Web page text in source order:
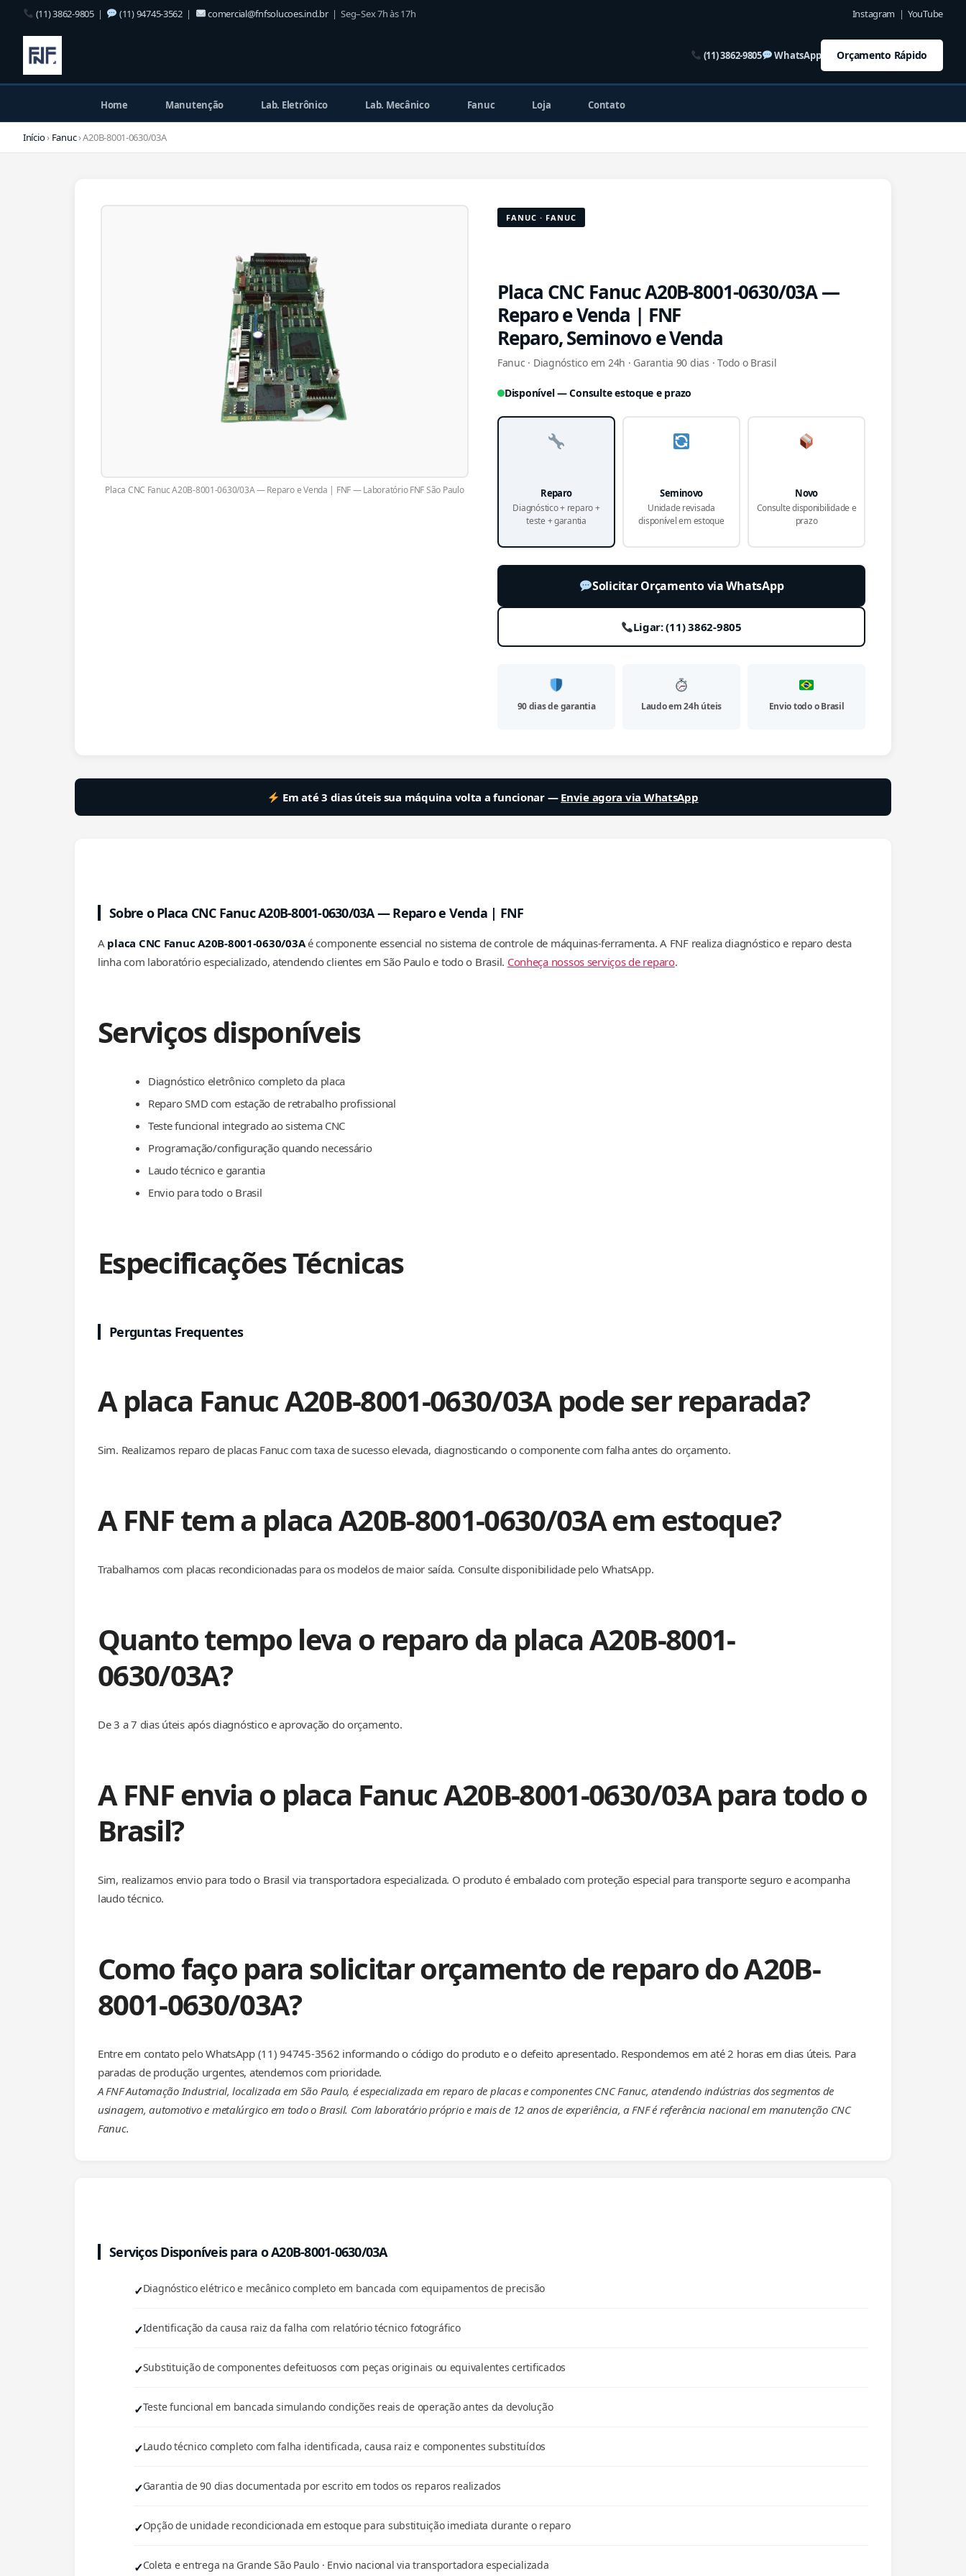
(11) 3862-9805| (11) 94745-3562| comercial@fnfsolucoes.ind.br| Seg–Sex 7h às 17h Instagram | YouTube
(11) 3862-9805 WhatsApp Orçamento Rápido
Home Manutenção Lab. Eletrônico Lab. Mecânico Fanuc Loja Contato
Início› Fanuc› A20B-8001-0630/03A
Placa CNC Fanuc A20B-8001-0630/03A — Reparo e Venda | FNF — Laboratório FNF São Paulo
FANUC · FANUC
Placa CNC Fanuc A20B-8001-0630/03A —
Reparo e Venda | FNF
Reparo, Seminovo e Venda
Fanuc · Diagnóstico em 24h · Garantia 90 dias · Todo o Brasil
Disponível — Consulte estoque e prazo
Reparo
Diagnóstico + reparo +
teste + garantia
Seminovo
Unidade revisada
disponível em estoque
Novo
Consulte disponibilidade e
prazo
Solicitar Orçamento via WhatsApp
Ligar: (11) 3862-9805
90 dias de garantia Laudo em 24h úteis Envio todo o Brasil
Em até 3 dias úteis sua máquina volta a funcionar — Envie agora via WhatsApp
Sobre o Placa CNC Fanuc A20B-8001-0630/03A — Reparo e Venda | FNF
A placa CNC Fanuc A20B-8001-0630/03Aé componente essencial no sistema de controle de máquinas-ferramenta. A FNF realiza diagnóstico e reparo desta
linha com laboratório especializado, atendendo clientes em São Paulo e todo o Brasil. Conheça nossos serviços de reparo.
Serviços disponíveis
Diagnóstico eletrônico completo da placa
Reparo SMD com estação de retrabalho profissional
Teste funcional integrado ao sistema CNC
Programação/configuração quando necessário
Laudo técnico e garantia
Envio para todo o Brasil
Especificações Técnicas
Perguntas Frequentes
A placa Fanuc A20B-8001-0630/03A pode ser reparada?
Sim. Realizamos reparo de placas Fanuc com taxa de sucesso elevada, diagnosticando o componente com falha antes do orçamento.
A FNF tem a placa A20B-8001-0630/03A em estoque?
Trabalhamos com placas recondicionadas para os modelos de maior saída. Consulte disponibilidade pelo WhatsApp.
Quanto tempo leva o reparo da placa A20B-8001-
0630/03A?
De 3 a 7 dias úteis após diagnóstico e aprovação do orçamento.
A FNF envia o placa Fanuc A20B-8001-0630/03A para todo o
Brasil?
Sim, realizamos envio para todo o Brasil via transportadora especializada. O produto é embalado com proteção especial para transporte seguro e acompanha
laudo técnico.
Como faço para solicitar orçamento de reparo do A20B-
8001-0630/03A?
Entre em contato pelo WhatsApp (11) 94745-3562 informando o código do produto e o defeito apresentado. Respondemos em até 2 horas em dias úteis. Para
paradas de produção urgentes, atendemos com prioridade.
A FNF Automação Industrial, localizada em São Paulo, é especializada em reparo de placas e componentes CNC Fanuc, atendendo indústrias dos segmentos de
usinagem, automotivo e metalúrgico em todo o Brasil. Com laboratório próprio e mais de 12 anos de experiência, a FNF é referência nacional em manutenção CNC
Fanuc.
Serviços Disponíveis para o A20B-8001-0630/03A
Diagnóstico elétrico e mecânico completo em bancada com equipamentos de precisão
Identificação da causa raiz da falha com relatório técnico fotográfico
Substituição de componentes defeituosos com peças originais ou equivalentes certificados
Teste funcional em bancada simulando condições reais de operação antes da devolução
Laudo técnico completo com falha identificada, causa raiz e componentes substituídos
Garantia de 90 dias documentada por escrito em todos os reparos realizados
Opção de unidade recondicionada em estoque para substituição imediata durante o reparo
Coleta e entrega na Grande São Paulo · Envio nacional via transportadora especializada